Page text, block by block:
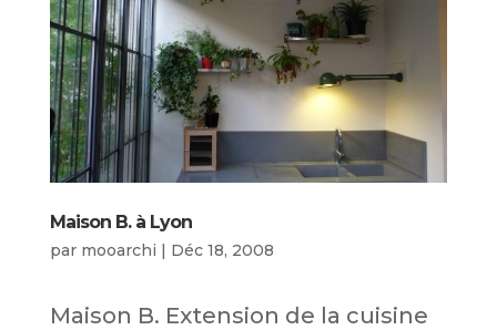
Maison B. à Lyon
par mooarchi | Déc 18, 2008
Maison B. Extension de la cuisine